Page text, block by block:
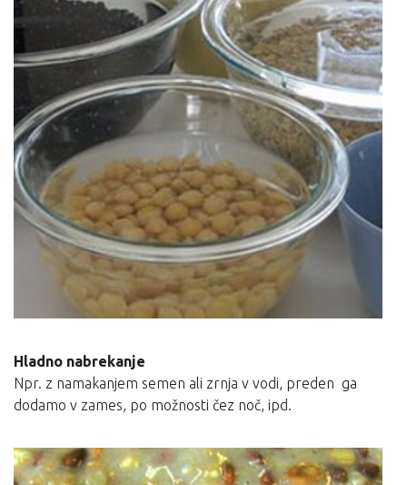
Hladno nabrekanje
Npr. z namakanjem semen ali zrnja v vodi, preden ga
dodamo v zames, po možnosti čez noč, ipd.